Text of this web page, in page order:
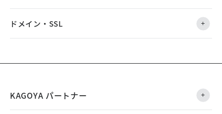
ドメイン・SSL
KAGOYA パートナー